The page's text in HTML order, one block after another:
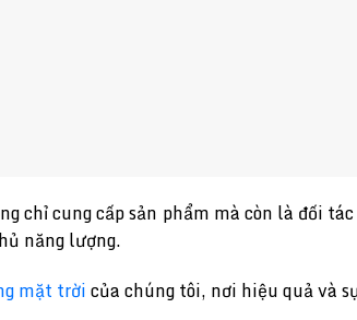
chỉ cung cấp sản phẩm mà còn là đối
năng lượng.
mặt trờicủa chúng tôi, nơi hiệu quả và